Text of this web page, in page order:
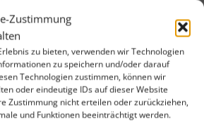
Zustimmung
zu bieten, verwenden wir Technologien
zu speichern und/oder darauf
Technologien zustimmen, können wir
oder eindeutige IDs auf dieser Website
Zustimmung nicht erteilen oder zurückziehen,
und Funktionen beeinträchtigt werden.
es eine konservative Elite in
Elite verachtete das
hielten sich für etwas
Volk dachte, war ihnen egal.